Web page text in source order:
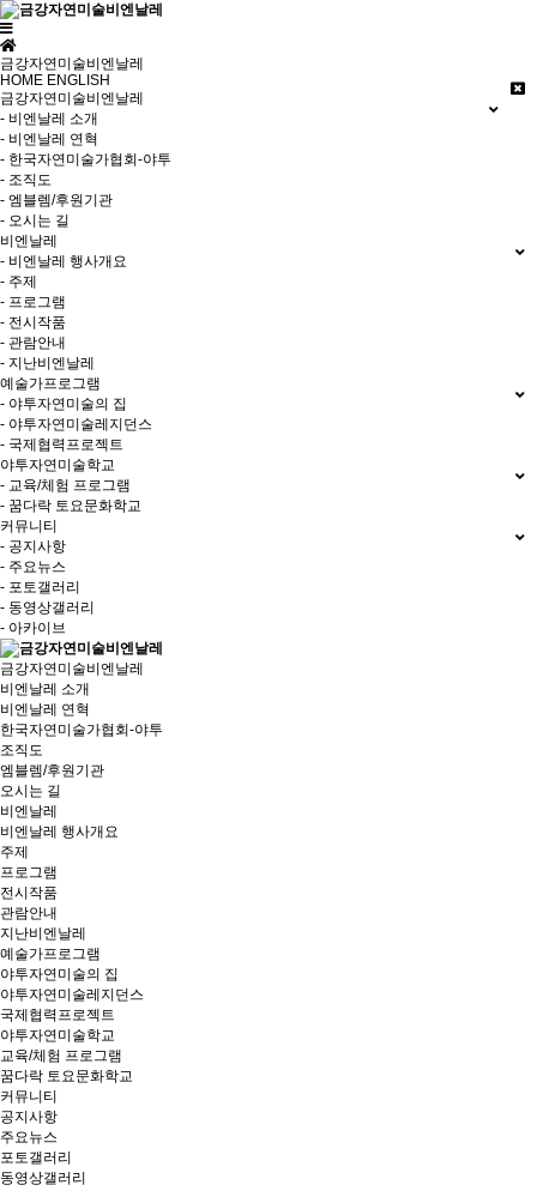
금강자연미술비엔날레
HOME ENGLISH
금강자연미술비엔날레
- 비엔날레 소개
- 비엔날레 연혁
- 한국자연미술가협회-야투
- 조직도
- 엠블렘/후원기관
- 오시는 길
비엔날레
- 비엔날레 행사개요
- 주제
- 프로그램
- 전시작품
- 관람안내
- 지난비엔날레
예술가프로그램
- 야투자연미술의 집
- 야투자연미술레지던스
- 국제협력프로젝트
야투자연미술학교
- 교육/체험 프로그램
- 꿈다락 토요문화학교
커뮤니티
- 공지사항
- 주요뉴스
- 포토갤러리
- 동영상갤러리
- 아카이브
금강자연미술비엔날레
비엔날레 소개
비엔날레 연혁
한국자연미술가협회-야투
조직도
엠블렘/후원기관
오시는 길
비엔날레
비엔날레 행사개요
주제
프로그램
전시작품
관람안내
지난비엔날레
예술가프로그램
야투자연미술의 집
야투자연미술레지던스
국제협력프로젝트
야투자연미술학교
교육/체험 프로그램
꿈다락 토요문화학교
커뮤니티
공지사항
주요뉴스
포토갤러리
동영상갤러리